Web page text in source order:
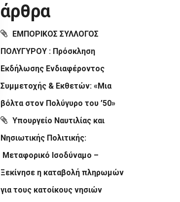
άρθρα
ΕΜΠΟΡΙΚΟΣ ΣΥΛΛΟΓΟΣ
ΠΟΛΥΓΥΡΟΥ : Πρόσκληση
Εκδήλωσης Ενδιαφέροντος
Συμμετοχής & Εκθετών: «Μια
βόλτα στον Πολύγυρο του ’50»
Υπουργείο Ναυτιλίας και
Νησιωτικής Πολιτικής:
Μεταφορικό Ισοδύναμο –
Ξεκίνησε η καταβολή πληρωμών
για τους κατοίκους νησιών